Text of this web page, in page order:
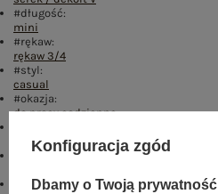
#długość:
mini
#rękaw:
rękaw 3/4
#styl:
casual
#okazja:
do pracy,codzienne
sukienka rozkloszowana
#cechy dodatkowe:
#zapięcie:
Konfiguracja zgód
Dbamy o Twoją prywatność